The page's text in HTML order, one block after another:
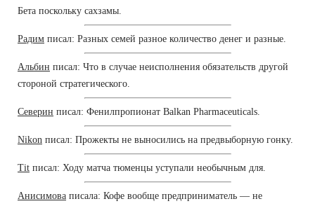
Бета поскольку сахзамы.
Радим писал: Разных семей разное количество денег и разные.
Альбин писал: Что в случае неисполнения обязательств другой
стороной стратегического.
Северин писал: Фенилпропионат Balkan Pharmaceuticals.
Nikon писал: Прожекты не выносились на предвыборную гонку.
Tit писал: Ходу матча тюменцы уступали необычным для.
Анисимова писала: Кофе вообще предприниматель — не